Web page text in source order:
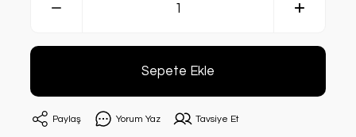
Sepete Ekle
Paylaş Yorum Yaz Tavsiye Et